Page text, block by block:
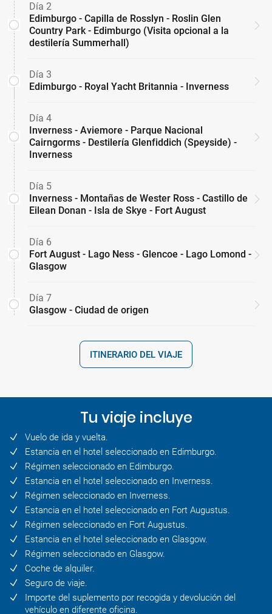
Día 2
Edimburgo - Capilla de Rosslyn - Roslin Glen
Country Park - Edimburgo (Visita opcional a la
destilería Summerhall)
Día 3
Edimburgo - Royal Yacht Britannia - Inverness
Día 4
Inverness - Aviemore - Parque Nacional
Cairngorms - Destilería Glenfiddich (Speyside) -
Inverness
Día 5
Inverness - Montañas de Wester Ross - Castillo de
Eilean Donan - Isla de Skye - Fort August
Día 6
Fort August - Lago Ness - Glencoe - Lago Lomond -
Glasgow
Día 7
Glasgow - Ciudad de origen
ITINERARIO DEL VIAJE
Tu viaje incluye
Vuelo de ida y vuelta.
Estancia en el hotel seleccionado en Edimburgo.
Régimen seleccionado en Edimburgo.
Estancia en el hotel seleccionado en Inverness.
Régimen seleccionado en Inverness.
Estancia en el hotel seleccionado en Fort Augustus.
Régimen seleccionado en Fort Augustus.
Estancia en el hotel seleccionado en Glasgow.
Régimen seleccionado en Glasgow.
Coche de alquiler.
Seguro de viaje.
Importe del suplemento por recogida y devolución del
vehículo en diferente oficina.